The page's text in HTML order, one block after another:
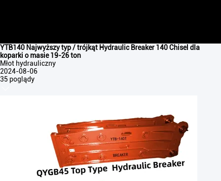
YTB140 Najwyższy typ / trójkąt Hydraulic Breaker 140 Chisel dla
koparki o masie 19-26 ton
Młot hydrauliczny
2024-08-06
35 poglądy